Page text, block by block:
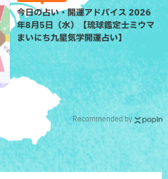
今日の占い・開運アドバイス 2026
年8月5日（水）【琉球鑑定士ミウマ
まいにち九星気学開運占い】
Recommended by